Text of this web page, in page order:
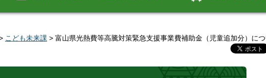
こども未来課 > 富山県光熱費等高騰対策緊急支援事業費補助金（児童追加分）に